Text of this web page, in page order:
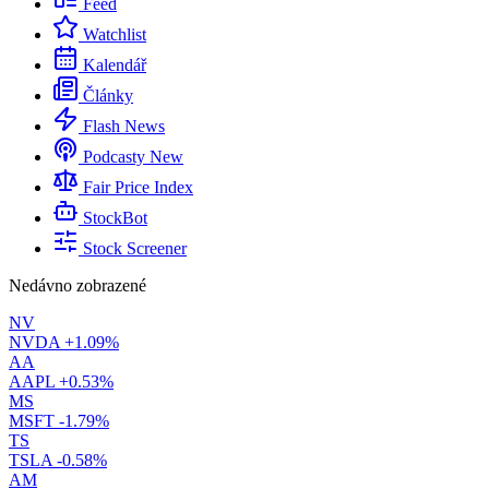
Feed
Watchlist
Kalendář
Články
Flash News
Podcasty New
Fair Price Index
StockBot
Stock Screener
Nedávno zobrazené
NV
NVDA +1.09%
AA
AAPL +0.53%
MS
MSFT -1.79%
TS
TSLA -0.58%
AM